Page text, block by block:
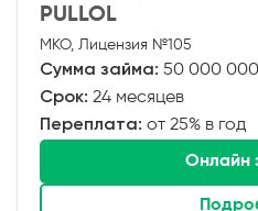
PULLOL
МКО, Лицензия №105
Сумма займа: 50 000
Срок: 24 месяцев
Переплата: от 25% в год
Онлайн